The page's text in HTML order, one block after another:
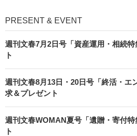
PRESENT & EVENT
週刊文春7月2日号「資産運用・相続
ト
週刊文春8月13日・20日号「終活・エ
求＆プレゼント
週刊文春WOMAN夏号「遺贈・寄付
ト